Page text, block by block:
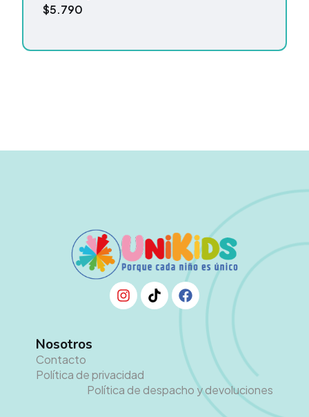
$5.790
Nosotros
Contacto
Política de privacidad
Política de despacho y devoluciones